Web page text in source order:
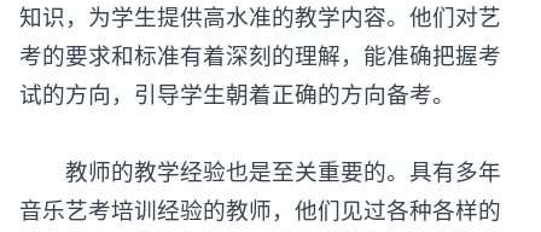
知识，为学生提供高水准的教学内容。他们对艺
考的要求和标准有着深刻的理解，能准确把握考
试的方向，引导学生朝着正确的方向备考。
教师的教学经验也是至关重要的。具有多年
音乐艺考培训经验的教师，他们见过各种各样的